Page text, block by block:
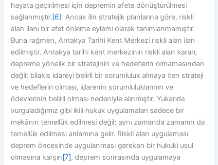
hayata geçirilmesi için depremin afete dönüştürülmesi
sağlanmıştır. [6] Ancak ilin stratejik planlarına göre, riskli
alan ilanı bir afet önleme eylemi olarak tanımlanmamıştır.
Buna rağmen, Antakya Tarihi Kent Merkezi riskli alan ilan
edilmiştir. Antakya tarihi kent merkezinin riskli alan kararı,
depreme yönelik bir stratejinin ve hedeflerin olmamasından
değil; bilakis idareyi belirli bir sorumluluk almaya iten strateji
ve hedeflerin olması, idarenin sorumluluklarının ve
ödevlerinin belirli olması nedeniyle alınmıştır. Yukarıda
vurguladığımız gibi ikili hukuk uygulamaları sadece bir
mekânın temellük edilmesi değil; aynı zamanda zamanın da
temellük edilmesi anlamına gelir. Riskli alan uygulaması
deprem öncesinde uygulanması gereken bir hukuki usul
olmasına karşın[7], deprem sonrasında uygulamaya